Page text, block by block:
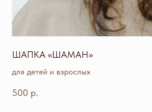
ШАПКА «ШАМАН»
для детей и взрослых
500 р.
*компания Meta признана экстремистской
и запрещена на территории РФ